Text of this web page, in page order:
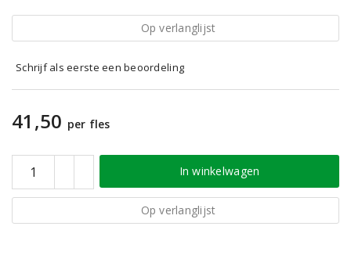
Op verlanglijst
Schrijf als eerste een beoordeling
41,50 per fles
In winkelwagen
Op verlanglijst